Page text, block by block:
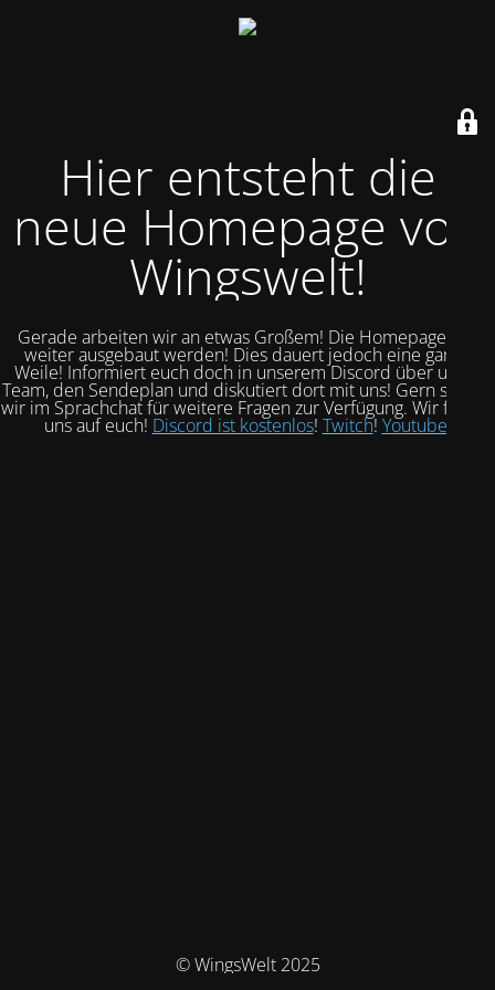
Hier entsteht die
neue Homepage von
Wingswelt!
Gerade arbeiten wir an etwas Großem! Die Homepage soll
weiter ausgebaut werden! Dies dauert jedoch eine ganze
Weile! Informiert euch doch in unserem Discord über unser
Team, den Sendeplan und diskutiert dort mit uns! Gern stehen
wir im Sprachchat für weitere Fragen zur Verfügung. Wir freuen
uns auf euch! Discord ist kostenlos! Twitch! Youtube
© WingsWelt 2025